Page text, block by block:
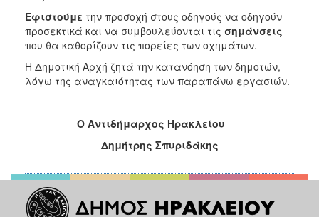
2013
2012
2010
ΤΟΠΟΣ
Εφιστούμε την προσοχή στους οδηγούς να οδηγούν
προσεκτικά και να συμβουλεύονται τις σημάνσεις
που θα καθορίζουν τις πορείες των οχημάτων.
Η Δημοτική Αρχή ζητά την κατανόηση των δημοτών,
λόγω της αναγκαιότητας των παραπάνω εργασιών.
O Αντιδήμαρχος Ηρακλείου
Δημήτρης Σπυριδάκης